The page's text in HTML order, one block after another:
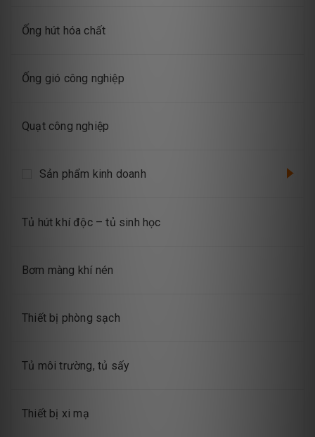
Ống hút hóa chất
Ống gió công nghiệp
Quạt công nghiệp
Sản phẩm kinh doanh
Tủ hút khí độc – tủ sinh học
Bơm màng khí nén
Thiết bị phòng sạch
Tủ môi trường, tủ sấy
Thiết bị xi mạ